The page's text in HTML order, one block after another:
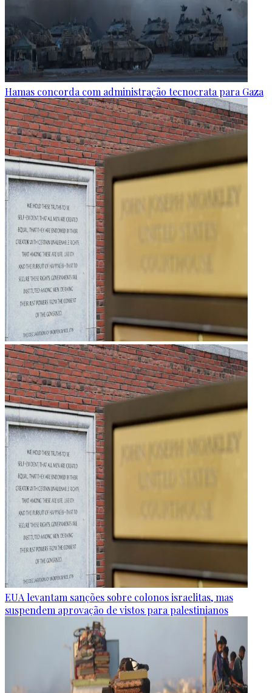
Hamas concorda com administração tecnocrata para Gaza
EUA levantam sanções sobre colonos israelitas, mas
suspendem aprovação de vistos para palestinianos